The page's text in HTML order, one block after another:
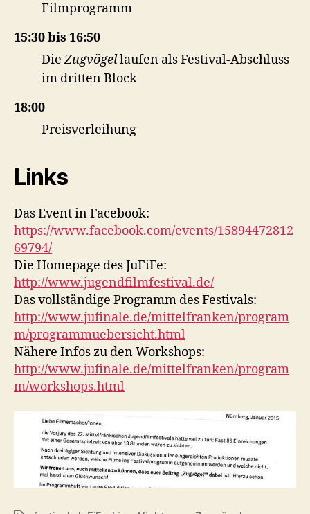
Filmprogramm
15:30 bis 16:50
DieZugvögellaufen als Festival-Abschluss
im dritten Block
18:00
Preisverleihung
Links
Das Event in Facebook:
https://www.facebook.com/events/15894472812
69794/
Die Homepage des JuFiFe:
http://www.jugendfilmfestival.de/
Das vollständige Programm des Festivals:
http://www.jufinale.de/mittelfranken/program
m/programmuebersicht.html
Nähere Infos zu den Workshops:
http://www.jufinale.de/mittelfranken/program
m/workshops.html